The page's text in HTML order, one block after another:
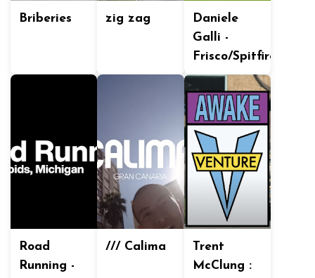
Briberies zig zag
Daniele
Galli -
Frisco/Spitfire
Road
Running -
/// Calima
Trent
McClung :